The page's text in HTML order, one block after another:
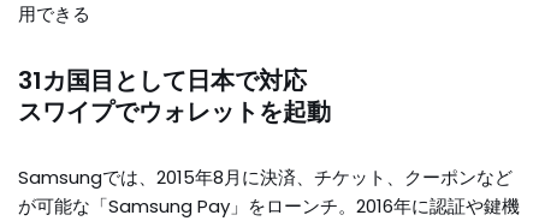
用できる
31カ国目として日本で対応
スワイプでウォレットを起動
Samsungでは、2015年8月に決済、チケット、クーポンなど
が可能な「Samsung Pay」をローンチ。2016年に認証や鍵機